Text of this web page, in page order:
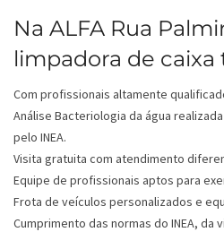
Na ALFA Rua
limpadora de caixa
Com profissionais altamente
Análise Bacteriologia da água
pelo INEA.
Visita gratuita com atendimento
Equipe de profissionais aptos para
Frota de veículos personalizados e
Cumprimento das normas do INEA, da